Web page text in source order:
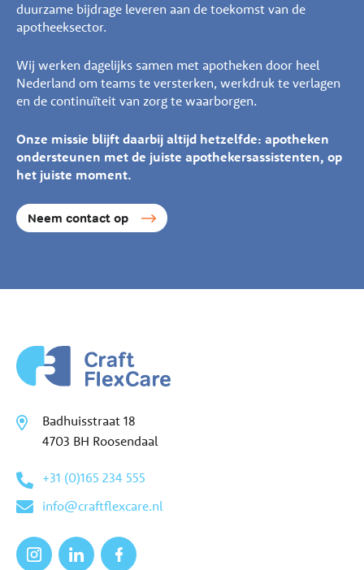
duurzame bijdrage leveren aan de toekomst van de
apotheeksector.
Wij werken dagelijks samen met apotheken door heel
Nederland om teams te versterken, werkdruk te verlagen
en de continuïteit van zorg te waarborgen.
Onze missie blijft daarbij altijd hetzelfde: apotheken
ondersteunen met de juiste apothekersassistenten, op
het juiste moment.
Neem contact op
Badhuisstraat 18
4703 BH Roosendaal
+31 (0)165 234 555
info@craftflexcare.nl